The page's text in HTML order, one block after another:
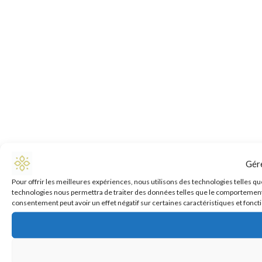
Pour offrir les meilleures expériences, nous utilisons des technologies telles
technologies nous permettra de traiter des données telles que le
consentement peut avoir un effet négatif sur certaines caractéristiques et